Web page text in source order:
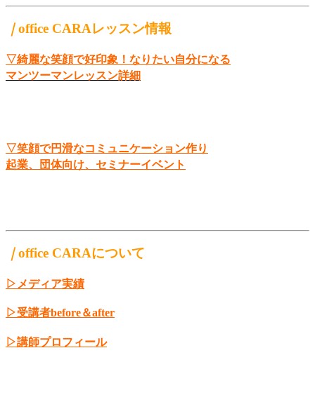
｜office CARAレッスン情報
▽綺麗な笑顔で好印象！なりたい自分になる
マンツーマンレッスン詳細
▽笑顔で円滑なコミュニケーション作り
起業、団体向け、セミナーイベント
｜office CARAについて
▷メディア実績
▷受講者before＆after
▷講師プロフィール